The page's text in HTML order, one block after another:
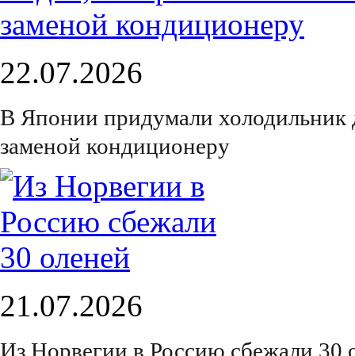
22.07.2026
В Японии придумали
заменой кондиционеру
21.07.2026
Из Норвегии в Россию сбежали 30